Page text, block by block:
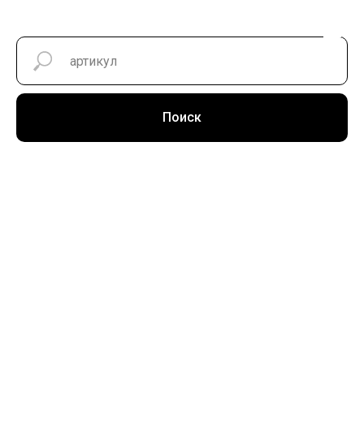
Поиск